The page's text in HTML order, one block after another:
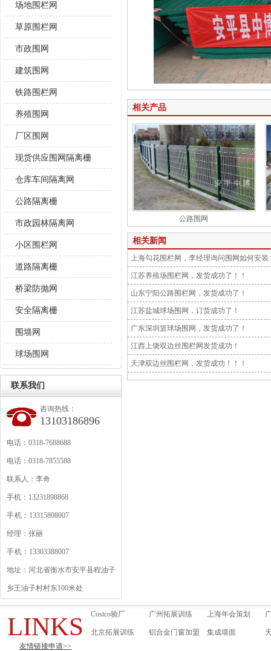
场地围栏网
草原围栏网
市政围网
建筑围网
铁路围栏网
养殖围网
厂区围网
现货供应围网隔离栅
仓库车间隔离网
公路隔离栅
市政园林隔离网
小区围栏网
道路隔离栅
桥梁防抛网
安全隔离栅
围墙网
球场围网
联系我们
咨询热线：
13103186896
电话：0318-7688688
电话：0318-7855588
联系人：李奇
手机：13231898868
手 机：13315808007
经理：张丽
手 机：13303388007
地址：河北省衡水市安平县程油子
乡王油子村村东100米处
相关产品
公路围网
相关新闻
上海勾花围栏网，李经理询问围网如何安装
江苏养殖场围栏网，发货成功了！！
山东宁阳公路围栏网，发货成功了！
江苏盐城球场围网，订货成功了！
广东深圳篮球场围网，发货成功了！
江西上饶双边丝围栏网发货成功！
天津双边丝围栏网，发货成功！！！
LINKS
友情链接申请>>
Costco验厂 广州拓展训练 上海年会策划
北京拓展训练 铝合金门窗加盟 集成墙面